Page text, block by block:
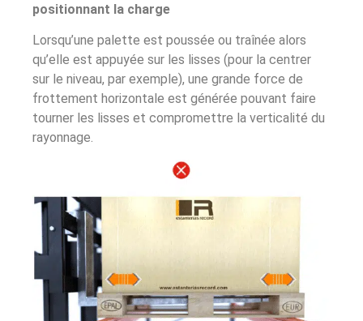
positionnant la charge
Lorsqu’une palette est poussée ou traînée alors
qu’elle est appuyée sur les lisses (pour la centrer
sur le niveau, par exemple), une grande force de
frottement horizontale est générée pouvant faire
tourner les lisses et compromettre la verticalité du
rayonnage.